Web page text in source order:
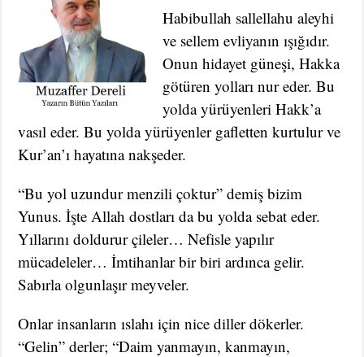
Habibullah sallellahu aleyhi
ve sellem evliyanın ışığıdır.
Onun hidayet güneşi, Hakka
götüren yolları nur eder. Bu
yolda yürüyenleri Hakk’a
vasıl eder. Bu yolda yürüyenler gafletten kurtulur ve
Kur’an’ı hayatına nakşeder.
“Bu yol uzundur menzili çoktur” demiş bizim
Yunus. İşte Allah dostları da bu yolda sebat eder.
Yıllarını doldurur çileler… Nefisle yapılır
mücadeleler… İmtihanlar bir biri ardınca gelir.
Sabırla olgunlaşır meyveler.
Onlar insanların ıslahı için nice diller dökerler.
“Gelin” derler; “Daim yanmayın, kanmayın,